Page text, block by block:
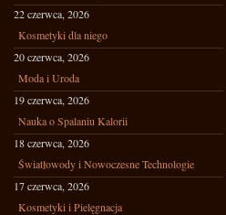
22 czerwca, 2026
Kosmetyki dla niego
20 czerwca, 2026
Moda i Uroda
19 czerwca, 2026
Nauka o Spalaniu Kalorii
18 czerwca, 2026
Światłowody i Nowoczesne Technologie
17 czerwca, 2026
Kosmetyki i Pielęgnacja